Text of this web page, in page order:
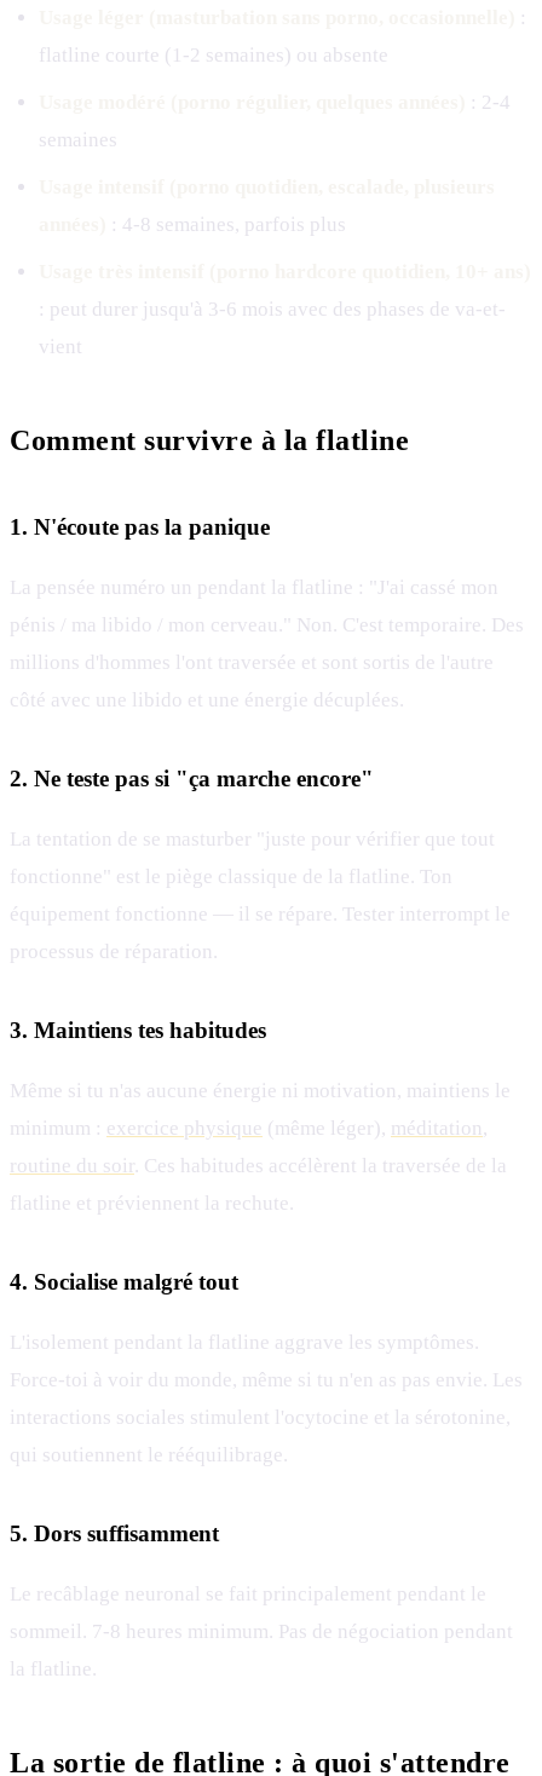
:
flatline courte (1-2 semaines) ou absente
: 2-4
semaines
: 4-8 semaines, parfois plus
: peut durer jusqu'à 3-6 mois avec des phases de va-et-
vient
Comment survivre à la flatline
1. N'écoute pas la panique
La pensée numéro un pendant la flatline : "J'ai cassé mon
pénis / ma libido / mon cerveau." Non. C'est temporaire. Des
millions d'hommes l'ont traversée et sont sortis de l'autre
côté avec une libido et une énergie décuplées.
2. Ne teste pas si "ça marche encore"
La tentation de se masturber "juste pour vérifier que tout
fonctionne" est le piège classique de la flatline. Ton
équipement fonctionne — il se répare. Tester interrompt le
processus de réparation.
3. Maintiens tes habitudes
Même si tu n'as aucune énergie ni motivation, maintiens le
minimum : exercice physique (même léger), méditation,
routine du soir . Ces habitudes accélèrent la traversée de la
flatline et préviennent la rechute.
4. Socialise malgré tout
L'isolement pendant la flatline aggrave les symptômes.
Force-toi à voir du monde, même si tu n'en as pas envie. Les
interactions sociales stimulent l'ocytocine et la sérotonine,
qui soutiennent le rééquilibrage.
5. Dors suffisamment
Le recâblage neuronal se fait principalement pendant le
sommeil. 7-8 heures minimum. Pas de négociation pendant
la flatline.
La sortie de flatline : à quoi s'attendre